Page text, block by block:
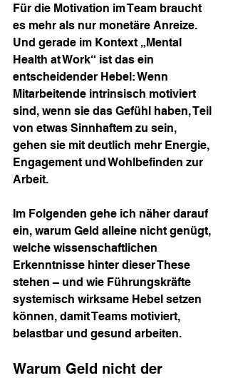
Für die Motivation im Team braucht
es mehr als nur monetäre Anreize.
Und gerade im Kontext „Mental
Health at Work“ ist das ein
entscheidender Hebel: Wenn
Mitarbeitende intrinsisch motiviert
sind, wenn sie das Gefühl haben, Teil
von etwas Sinnhaftem zu sein,
gehen sie mit deutlich mehr Energie,
Engagement und Wohlbefinden zur
Arbeit.
Im Folgenden gehe ich näher darauf
ein, warum Geld alleine nicht genügt,
welche wissenschaftlichen
Erkenntnisse hinter dieser These
stehen – und wie Führungskräfte
systemisch wirksame Hebel setzen
können, damit Teams motiviert,
belastbar und gesund arbeiten.
Warum Geld nicht der